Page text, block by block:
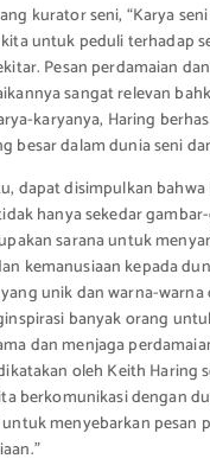
kurator seni, “Karya
untuk peduli terhadap
Pesan perdamaian
sangat relevan
karyanya, Haring
besar dalam dunia seni
dapat disimpulkan bahwa
hanya sekedar
sarana untuk
kemanusiaan kepada
unik dan warna-warna
banyak orang
dan menjaga
oleh Keith Haring
berkomunikasi dengan
menyebarkan pesan